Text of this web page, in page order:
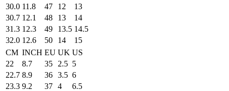
30.0 11.8 47 12
13
30.7 12.1 48 13
14
31.3 12.3 49 13.5 14.5
32.0 12.6 50 14
15
CM INCH EU UK US
22
8.7 35 2.5 5
22.7 8.9 36 3.5 6
23.3 9.2 37 4
6.5